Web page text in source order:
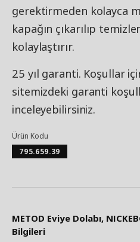
gerektirmeden kolayca
kapağın çıkarılıp
kolaylaştırır.
25 yıl garanti. Koşullar
sitemizdeki garanti
inceleyebilirsiniz.
Ürün Kodu
795.659.39
METOD Eviye Dolabı,
Bilgileri